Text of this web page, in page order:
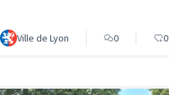
Ville de Lyon 0 0